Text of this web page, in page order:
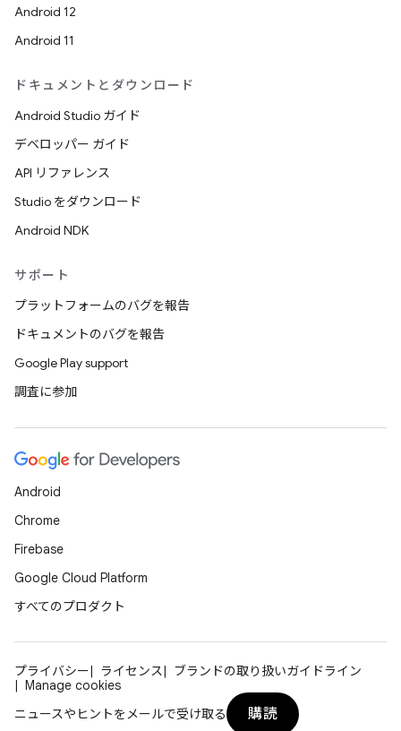
Android 12
Android 11
ドキュメントとダウンロード
Android Studio ガイド
デベロッパー ガイド
API リファレンス
Studio をダウンロード
Android NDK
サポート
プラットフォームのバグを報告
ドキュメントのバグを報告
Google Play support
調査に参加
Android
Chrome
Firebase
Google Cloud Platform
すべてのプロダクト
プライバシー ライセンス
ブランドの取り扱いガイドライン
Manage cookies
ニュースやヒントをメールで受け取る
購読